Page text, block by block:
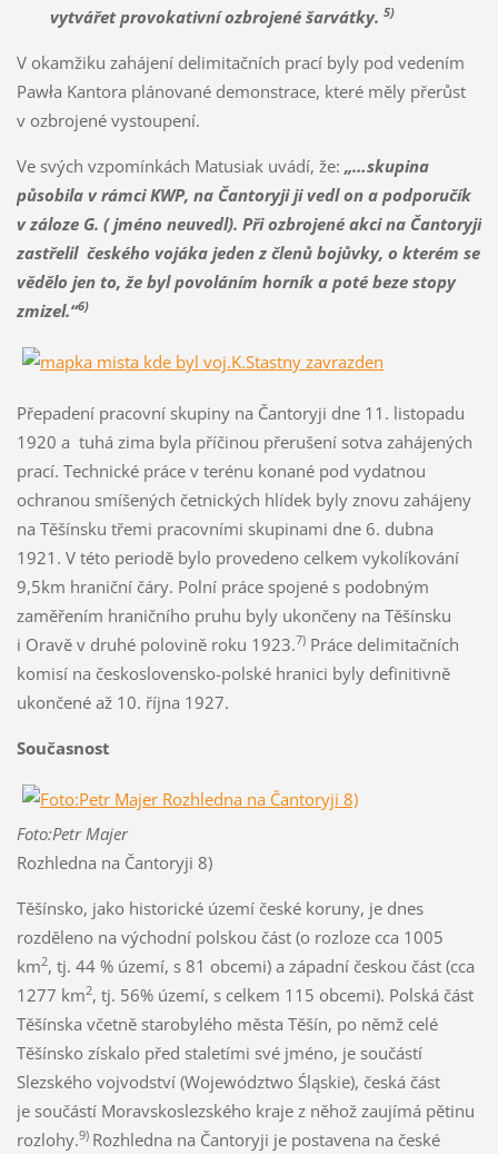
vytvářet provokativní ozbrojené šarvátky. 5)
V okamžiku zahájení delimitačních prací byly pod vedením
Pawła Kantora plánované demonstrace, které měly přerůst
v ozbrojené vystoupení.
Ve svých vzpomínkách Matusiak uvádí, že: „…skupina
působila v rámci KWP, na Čantoryji ji vedl on a podporučík
v záloze G. ( jméno neuvedl). Při ozbrojené akci na Čantoryji
zastřelil českého vojáka jeden z členů bojůvky, o kterém se
vědělo jen to, že byl povoláním horník a poté beze stopy
zmizel.“6)
Přepadení pracovní skupiny na Čantoryji dne 11. listopadu
1920 a tuhá zima byla příčinou přerušení sotva zahájených
prací. Technické práce v terénu konané pod vydatnou
ochranou smíšených četnických hlídek byly znovu zahájeny
na Těšínsku třemi pracovními skupinami dne 6. dubna
1921. V této periodě bylo provedeno celkem vykolíkování
9,5km hraniční čáry. Polní práce spojené s podobným
zaměřením hraničního pruhu byly ukončeny na Těšínsku
i Oravě v druhé polovině roku 1923.7)Práce delimitačních
komisí na československo-polské hranici byly definitivně
ukončené až 10. října 1927.
Současnost
Foto:Petr Majer
Rozhledna na Čantoryji 8)
Těšínsko, jako historické území české koruny, je dnes
rozděleno na východní polskou část (o rozloze cca 1005
km2, tj. 44 % území, s 81 obcemi) a západní českou část (cca
1277 km2, tj. 56% území, s celkem 115 obcemi). Polská část
Těšínska včetně starobylého města Těšín, po němž celé
Těšínsko získalo před staletími své jméno, je součástí
Slezského vojvodství (Województwo Śląskie), česká část
je součástí Moravskoslezského kraje z něhož zaujímá pětinu
rozlohy.9) Rozhledna na Čantoryji je postavena na české